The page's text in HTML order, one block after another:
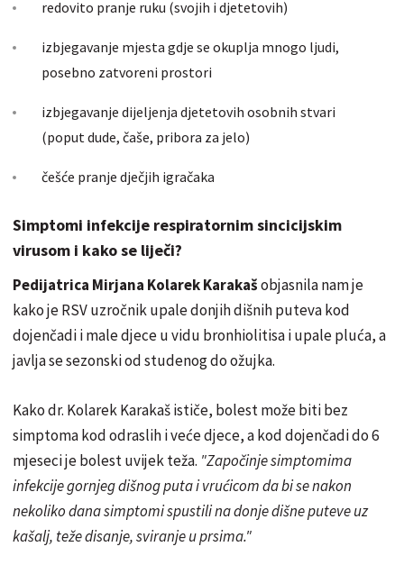
redovito pranje ruku (svojih i djetetovih)
izbjegavanje mjesta gdje se okuplja mnogo ljudi,
posebno zatvoreni prostori
izbjegavanje dijeljenja djetetovih osobnih stvari
(poput dude, čaše, pribora za jelo)
češće pranje dječjih igračaka
Simptomi infekcije respiratornim sincicijskim
virusom i kako se liječi?
Pedijatrica Mirjana Kolarek Karakašobjasnila nam je
kako je RSV uzročnik upale donjih dišnih puteva kod
dojenčadi i male djece u vidu bronhiolitisa i upale pluća, a
javlja se sezonski od studenog do ožujka.
Kako dr. Kolarek Karakaš ističe, bolest može biti bez
simptoma kod odraslih i veće djece, a kod dojenčadi do 6
mjeseci je bolest uvijek teža. "Započinje simptomima
infekcije gornjeg dišnog puta i vrućicom da bi se nakon
nekoliko dana simptomi spustili na donje dišne puteve uz
kašalj, teže disanje, sviranje u prsima."